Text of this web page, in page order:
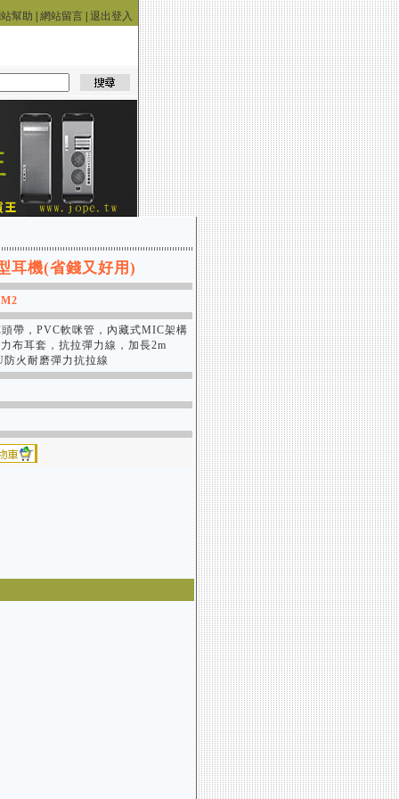
幫助 網站留言 退出登入
耳機(省錢又好用)
帶，PVC軟咪管，內藏式MIC架構
布耳套，抗拉彈力線，加長2m
防火耐磨彈力抗拉線